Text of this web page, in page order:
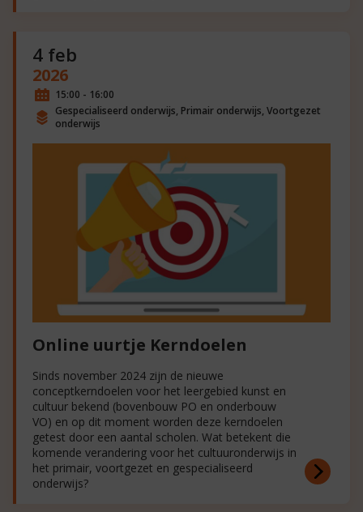
4 feb
2026
15:00 - 16:00
Gespecialiseerd onderwijs, Primair onderwijs, Voortgezet
onderwijs
Online uurtje Kerndoelen
Sinds november 2024 zijn de nieuwe
conceptkerndoelen voor het leergebied kunst en
cultuur bekend (bovenbouw PO en onderbouw
VO) en op dit moment worden deze kerndoelen
getest door een aantal scholen. Wat betekent die
komende verandering voor het cultuuronderwijs in
het primair, voortgezet en gespecialiseerd
onderwijs?